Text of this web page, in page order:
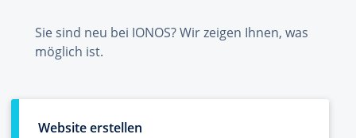
Sie sind neu bei IONOS? Wir zeigen Ihnen, was
möglich ist.
Website erstellen